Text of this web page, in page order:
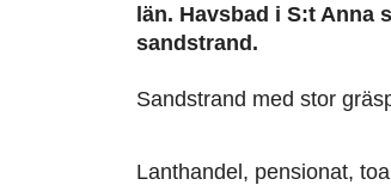
län. Havsbad i S:t Anna
sandstrand.
Sandstrand med stor
Lanthandel, pensionat,